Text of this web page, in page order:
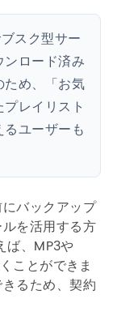
スク型サー
ロード済み
め、「お気
レイリスト
ユーザーも
バックアップ
を活用する方
ば、MP3や
ことができま
るため、契約